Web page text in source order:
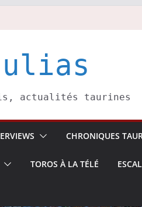
actualités taurines
CHRONIQUES
TOROS À LA TÉLÉ